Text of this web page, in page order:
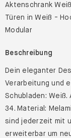
Aktenschrank
Türen in Weiß -
Modular
Beschreibung
Dein eleganter
Verarbeitung und
Schubladen:
34. Material:
sind jederzeit mit
erweiterbar um